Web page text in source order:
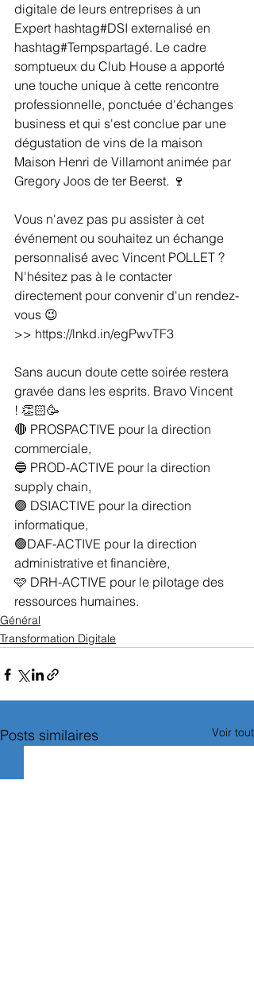
digitale de leurs entreprises à un
Expert hashtag#DSI externalisé en
hashtag#Tempspartagé. Le cadre
somptueux du Club House a apporté
une touche unique à cette rencontre
professionnelle, ponctuée d'échanges
business et qui s'est conclue par une
dégustation de vins de la maison
Maison Henri de Villamont animée par
Gregory Joos de ter Beerst. 🍷
Vous n'avez pas pu assister à cet
événement ou souhaitez un échange
personnalisé avec Vincent POLLET ?
N'hésitez pas à le contacter
directement pour convenir d'un rendez-
vous 😉
>> https://lnkd.in/egPwvTF3
Sans aucun doute cette soirée restera
gravée dans les esprits. Bravo Vincent
! 👏🏻🥳
🔴 PROSPACTIVE pour la direction
commerciale,
🔵 PROD-ACTIVE pour la direction
supply chain,
🟣 DSIACTIVE pour la direction
informatique,
🟢DAF-ACTIVE pour la direction
administrative et financière,
🩷 DRH-ACTIVE pour le pilotage des
ressources humaines.
Général
Transformation Digitale
Posts similaires Voir tout